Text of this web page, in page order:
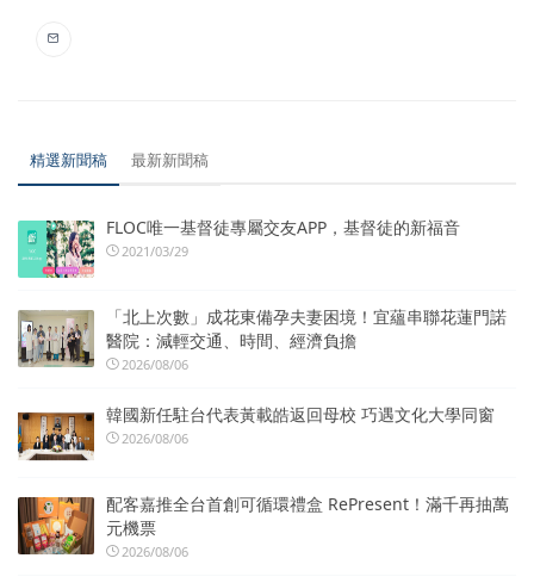
精選新聞稿 最新新聞稿
FLOC唯一基督徒專屬交友APP，基督徒的新福音
2021/03/29
「北上次數」成花東備孕夫妻困境！宜蘊串聯花蓮門諾
醫院：減輕交通、時間、經濟負擔
2026/08/06
韓國新任駐台代表黃載皓返回母校 巧遇文化大學同窗
2026/08/06
配客嘉推全台首創可循環禮盒 RePresent！滿千再抽萬
元機票
2026/08/06